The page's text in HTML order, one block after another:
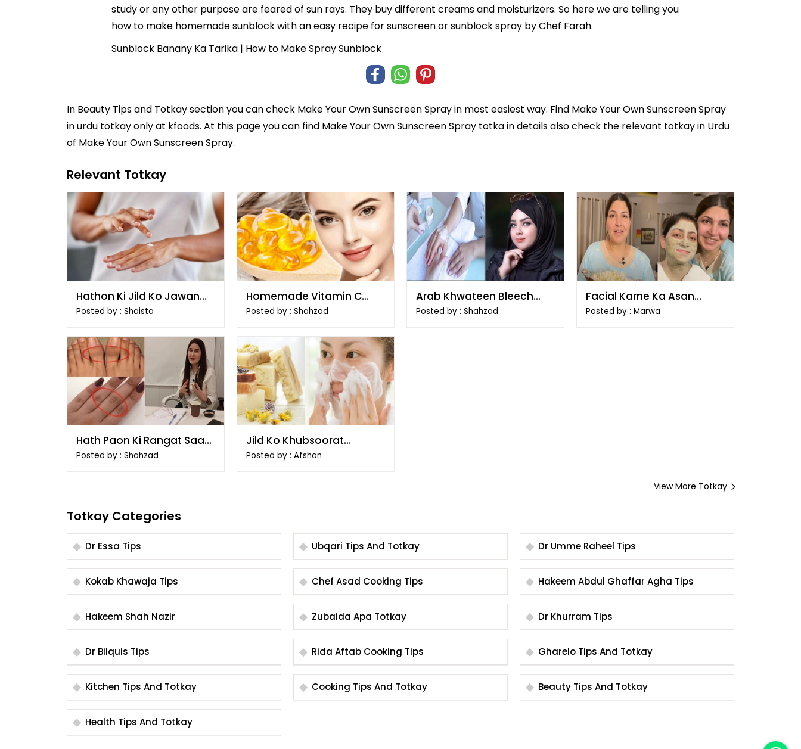
study or any other purpose are feared of sun rays. They buy different creams and moisturizers. So here we are telling you
how to make homemade sunblock with an easy recipe for sunscreen or sunblock spray by Chef Farah.
Sunblock Banany Ka Tarika | How to Make Spray Sunblock
In Beauty Tips and Totkaysection you can check Make Your Own Sunscreen Sprayin most easiest way. Find Make Your Own Sunscreen Spray
inurdu totkayonly at kfoods. At this page you can find Make Your Own Sunscreen Spray totka in details also check the relevant totkay in Urdu
of Make Your Own Sunscreen Spray.
Relevant Totkay
Hathon Ki Jild Ko Jawan
Banane Ka Tarika
Posted by : Shaista
Homemade Vitamin C
Tomer
Posted by : Shahzad
Arab Khwateen Bleech
Kese Karti Hain
Posted by : Shahzad
Facial Karne Ka Asan
Tarika
Posted by : Marwa
Hath Paon Ki Rangat Saaf
Karne Ka Tarika
Posted by : Shahzad
Jild Ko Khubsoorat
Banane Ka Tarika
Posted by : Afshan
View More Totkay
Totkay Categories
Dr Essa Tips Ubqari Tips And Totkay Dr Umme Raheel Tips
Kokab Khawaja Tips Chef Asad Cooking Tips Hakeem Abdul Ghaffar Agha Tips
Hakeem Shah Nazir Zubaida Apa Totkay Dr Khurram Tips
Dr Bilquis Tips Rida Aftab Cooking Tips Gharelo Tips And Totkay
Kitchen Tips And Totkay Cooking Tips And Totkay Beauty Tips And Totkay
Health Tips And Totkay